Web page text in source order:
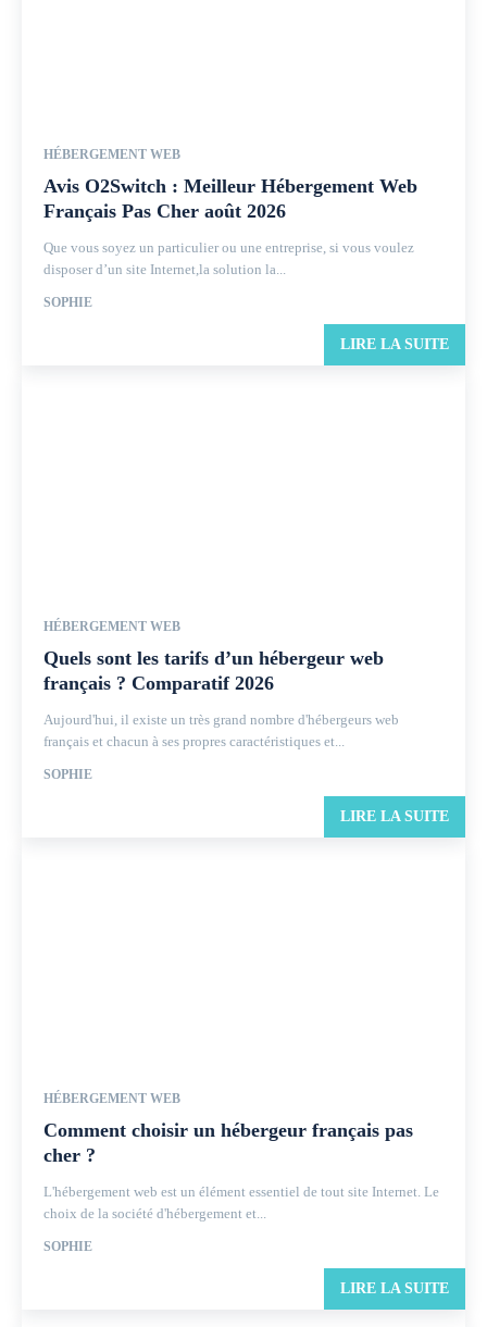
HÉBERGEMENT WEB
Avis O2Switch : Meilleur Hébergement Web
Français Pas Cher août 2026
Que vous soyez un particulier ou une entreprise, si vous voulez
disposer d’un site Internet,la solution la...
SOPHIE
LIRE LA SUITE
HÉBERGEMENT WEB
Quels sont les tarifs d’un hébergeur web
français ? Comparatif 2026
Aujourd'hui, il existe un très grand nombre d'hébergeurs web
français et chacun à ses propres caractéristiques et...
SOPHIE
LIRE LA SUITE
HÉBERGEMENT WEB
Comment choisir un hébergeur français pas
cher ?
L'hébergement web est un élément essentiel de tout site Internet. Le
choix de la société d'hébergement et...
SOPHIE
LIRE LA SUITE